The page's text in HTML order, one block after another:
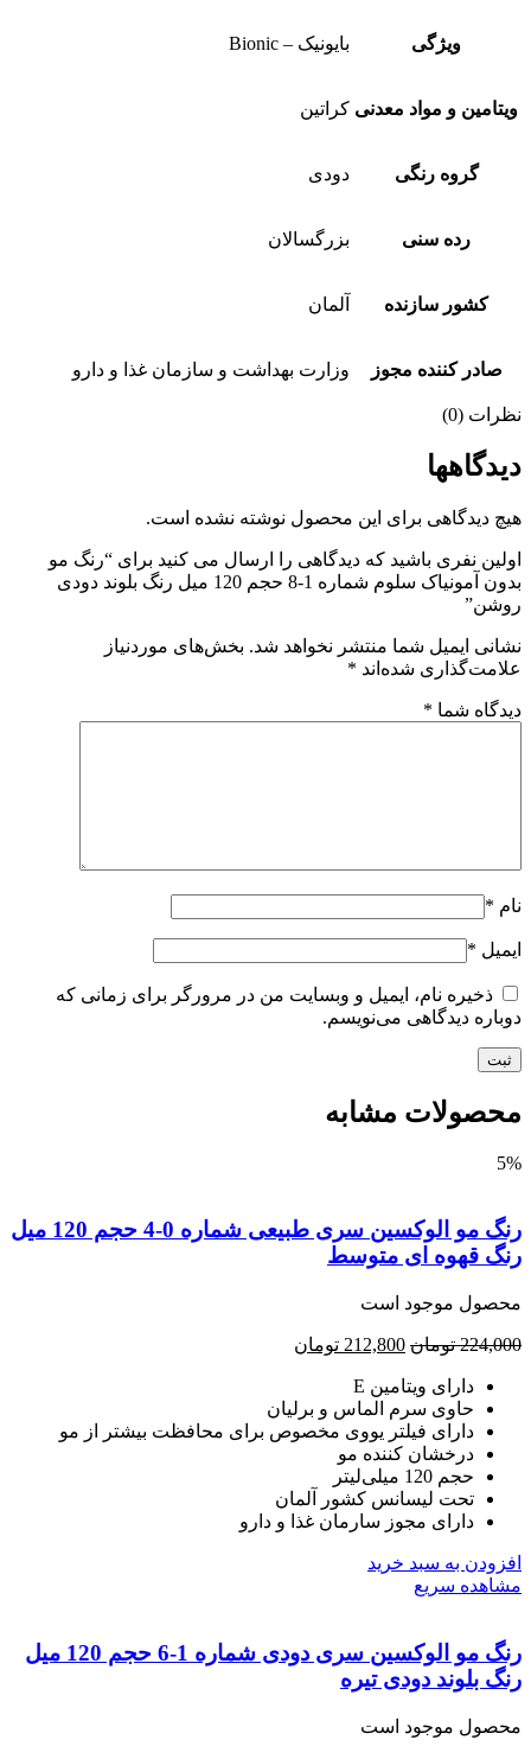
ویژگی بایونیک – Bionic
و مواد معدنی کراتین
گروه رنگی دودی
رده سنی بزرگسالان
کشور سازنده آلمان
کننده مجوز وزارت بهداشت و سازمان غذا و دارو
(0)
دیدگاهی برای این محصول نوشته نشده است.
نفری باشید که دیدگاهی را ارسال می کنید برای “رنگ مو
بدون آمونیاک سلوم شماره 1-8 حجم 120 میل رنگ بلوند دودی
ایمیل شما منتشر نخواهد شد. بخش‌های موردنیاز
شده‌اند*
شما*
*
*
ذخیره نام، ایمیل و وبسایت من در مرورگر برای زمانی که
دیدگاهی می‌نویسم.
مشابه
رنگ مو الوکسین سری طبیعی شماره 0-4 حجم 120 میل
قهوه ای متوسط
موجود است
تومان 212,800 تومان
دارای ویتامین E
حاوی سرم الماس و برلیان
دارای فیلتر یووی مخصوص برای محافظت بیشتر از مو
درخشان کننده مو
حجم 120 میلی‌لیتر
تحت لیسانس کشور آلمان
دارای مجوز سارمان غذا و دارو
به سبد خرید
سریع
رنگ مو الوکسین سری دودی شماره 1-6 حجم 120 میل
بلوند دودی تیره
موجود است